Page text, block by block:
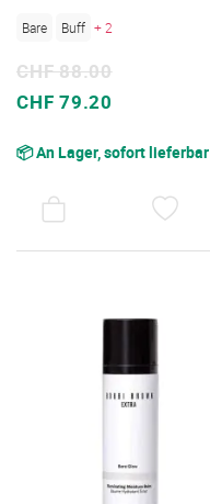
Bare Buff + 2
Sonderpreis
CHF 79.20
CHF 88.00
📦 An Lager, sofort lieferbar